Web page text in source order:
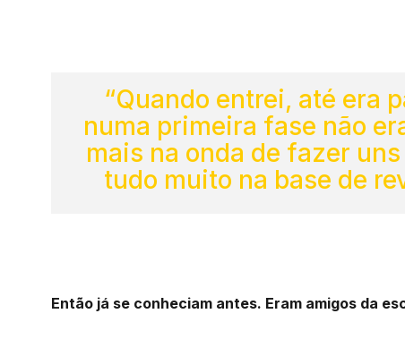
“Quando entrei, até era
numa primeira fase não
mais na onda de fazer
tudo muito na base de
Então já se conheciam antes. Eram amigos da